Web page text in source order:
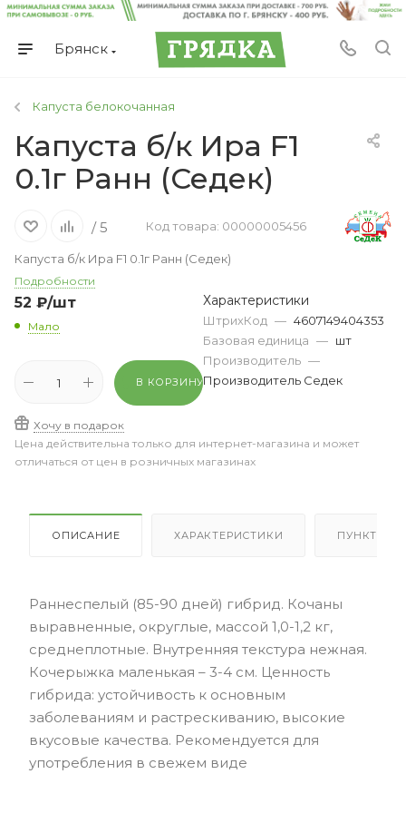
Брянск
Капуста белокочанная
Капуста б/к Ира F1
0.1г Ранн (Седек)
/ 5 Код товара: 00000005456
Капуста б/к Ира F1 0.1г Ранн (Седек)
Подробности
52 ₽/шт
Мало
В КОРЗИНУ
Хочу в подарок
Характеристики
ШтрихКод — 4607149404353
Базовая единица — шт
Производитель —
Производитель Седек
Цена действительна только для интернет-магазина и может
отличаться от цен в розничных магазинах
ОПИСАНИЕ ХАРАКТЕРИСТИКИ ПУНКТЫ
Раннеспелый (85-90 дней) гибрид. Кочаны
выравненные, округлые, массой 1,0-1,2 кг,
среднеплотные. Внутренняя текстура нежная.
Кочерыжка маленькая – 3-4 см. Ценность
гибрида: устойчивость к основным
заболеваниям и растрескиванию, высокие
вкусовые качества. Рекомендуется для
употребления в свежем виде